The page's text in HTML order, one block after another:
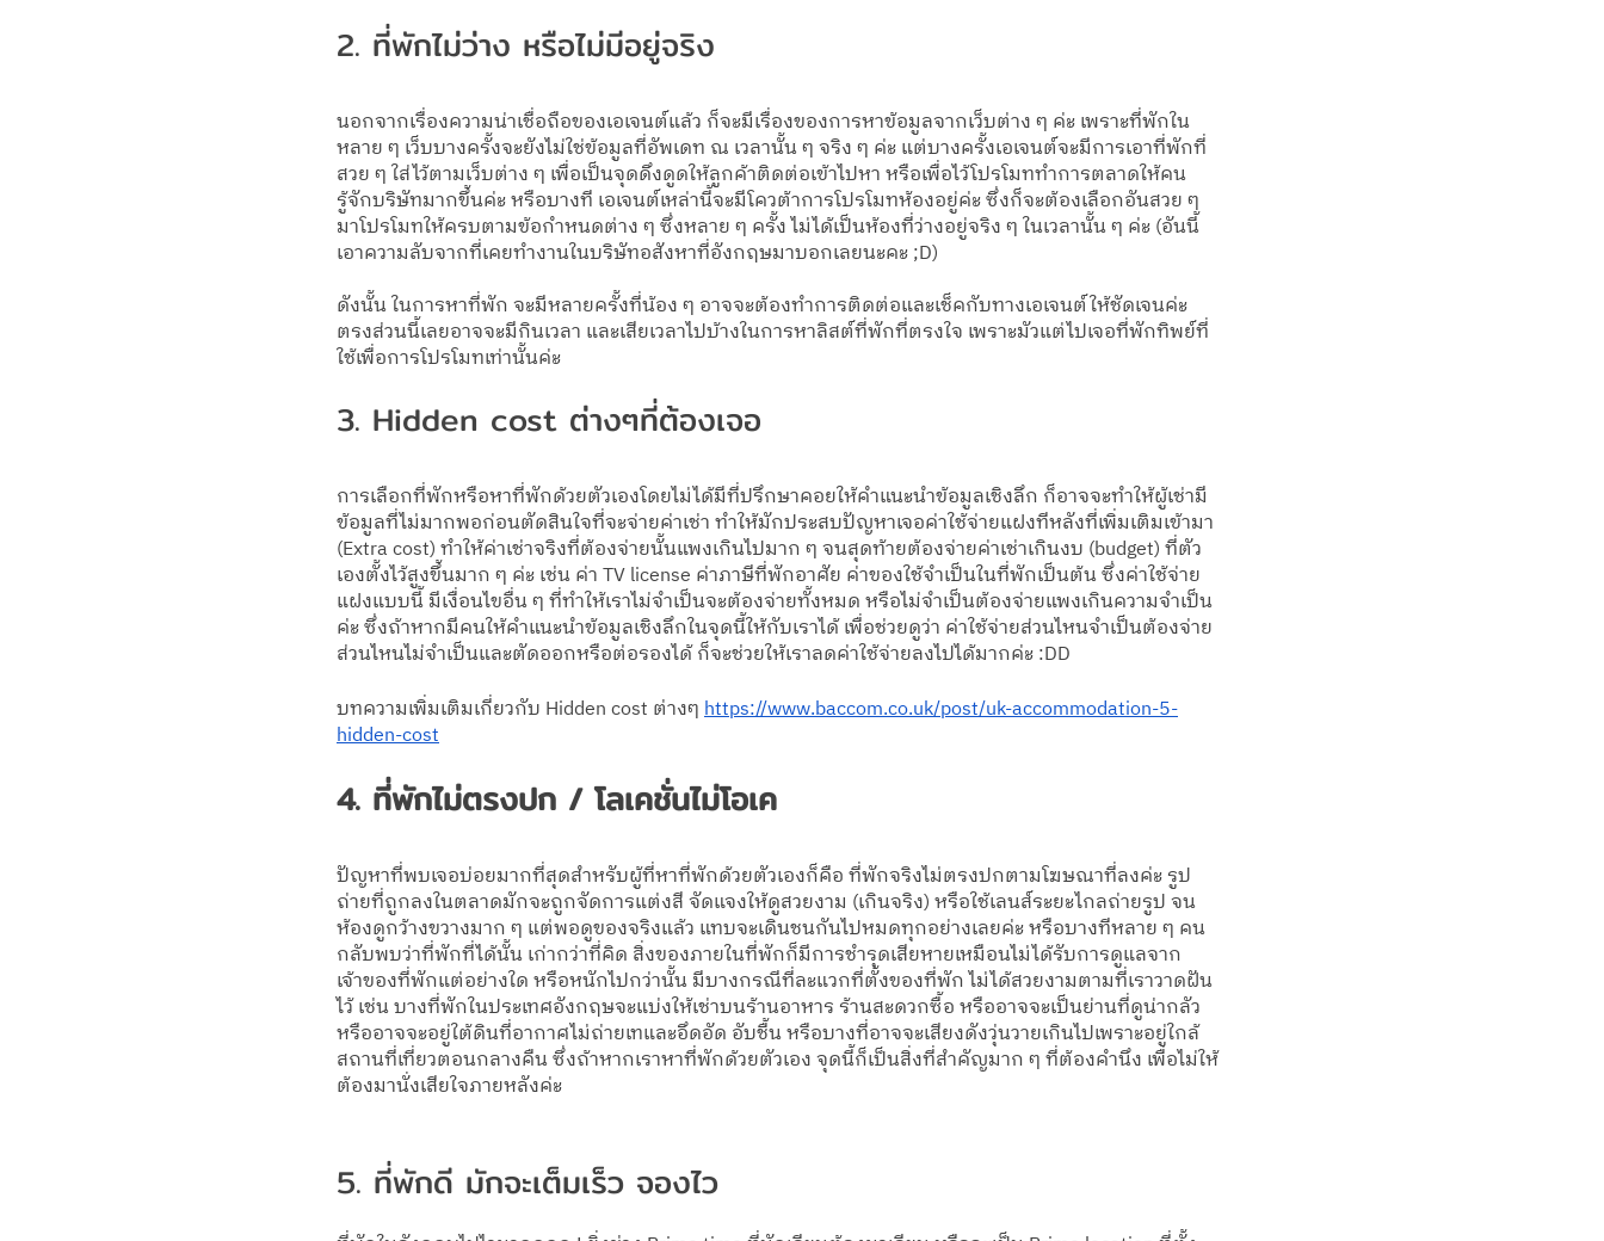
2. ที่พักไม่ว่าง หรือไม่มีอยู่จริง
นอกจากเรื่องความน่าเชื่อถือของเอเจนต์แล้ว ก็จะมีเรื่องของการหาข้อมูลจากเว็บต่าง ๆ ค่ะ เพราะที่พักใน
หลาย ๆ เว็บบางครั้งจะยังไม่ใช่ข้อมูลที่อัพเดท ณ เวลานั้น ๆ จริง ๆ ค่ะ แต่บางครั้งเอเจนต์จะมีการเอาที่พักที่
สวย ๆ ใส่ไว้ตามเว็บต่าง ๆ เพื่อเป็นจุดดึงดูดให้ลูกค้าติดต่อเข้าไปหา หรือเพื่อไว้โปรโมททำการตลาดให้คน
รู้จักบริษัทมากขึ้นค่ะ หรือบางที เอเจนต์เหล่านี้จะมีโควต้าการโปรโมทห้องอยู่ค่ะ ซึ่งก็จะต้องเลือกอันสวย ๆ
มาโปรโมทให้ครบตามข้อกำหนดต่าง ๆ ซึ่งหลาย ๆ ครั้ง ไม่ได้เป็นห้องที่ว่างอยู่จริง ๆ ในเวลานั้น ๆ ค่ะ (อันนี้
เอาความลับจากที่เคยทำงานในบริษัทอสังหาที่อังกฤษมาบอกเลยนะคะ ;D)
ดังนั้น ในการหาที่พัก จะมีหลายครั้งที่น้อง ๆ อาจจะต้องทำการติดต่อและเช็คกับทางเอเจนต์ให้ชัดเจนค่ะ
ตรงส่วนนี้เลยอาจจะมีกินเวลา และเสียเวลาไปบ้างในการหาลิสต์ที่พักที่ตรงใจ เพราะมัวแต่ไปเจอที่พักทิพย์ที่
ใช้เพื่อการโปรโมทเท่านั้นค่ะ
3. Hidden cost ต่างๆที่ต้องเจอ
การเลือกที่พักหรือหาที่พักด้วยตัวเองโดยไม่ได้มีที่ปรึกษาคอยให้คำแนะนำข้อมูลเชิงลึก ก็อาจจะทำให้ผู้เช่ามี
ข้อมูลที่ไม่มากพอก่อนตัดสินใจที่จะจ่ายค่าเช่า ทำให้มักประสบปัญหาเจอค่าใช้จ่ายแฝงทีหลังที่เพิ่มเติมเข้ามา
(Extra cost) ทำให้ค่าเช่าจริงที่ต้องจ่ายนั้นแพงเกินไปมาก ๆ จนสุดท้ายต้องจ่ายค่าเช่าเกินงบ (budget) ที่ตัว
เองตั้งไว้สูงขึ้นมาก ๆ ค่ะ เช่น ค่า TV license ค่าภาษีที่พักอาศัย ค่าของใช้จำเป็นในที่พักเป็นต้น ซึ่งค่าใช้จ่าย
แฝงแบบนี้ มีเงื่อนไขอื่น ๆ ที่ทำให้เราไม่จำเป็นจะต้องจ่ายทั้งหมด หรือไม่จำเป็นต้องจ่ายแพงเกินความจำเป็น
ค่ะ ซึ่งถ้าหากมีคนให้คำแนะนำข้อมูลเชิงลึกในจุดนี้ให้กับเราได้ เพื่อช่วยดูว่า ค่าใช้จ่ายส่วนไหนจำเป็นต้องจ่าย
ส่วนไหนไม่จำเป็นและตัดออกหรือต่อรองได้ ก็จะช่วยให้เราลดค่าใช้จ่ายลงไปได้มากค่ะ :DD
บทความเพิ่มเติมเกี่ยวกับ Hidden cost ต่างๆ https://www.baccom.co.uk/post/uk-accommodation-5-
hidden-cost
4. ที่พักไม่ตรงปก / โลเคชั่นไม่โอเค
ปัญหาที่พบเจอบ่อยมากที่สุดสำหรับผู้ที่หาที่พักด้วยตัวเองก็คือ ที่พักจริงไม่ตรงปกตามโฆษณาที่ลงค่ะ รูป
ถ่ายที่ถูกลงในตลาดมักจะถูกจัดการแต่งสี จัดแจงให้ดูสวยงาม (เกินจริง) หรือใช้เลนส์ระยะไกลถ่ายรูป จน
ห้องดูกว้างขวางมาก ๆ แต่พอดูของจริงแล้ว แทบจะเดินชนกันไปหมดทุกอย่างเลยค่ะ หรือบางทีหลาย ๆ คน
กลับพบว่าที่พักที่ได้นั้น เก่ากว่าที่คิด สิ่งของภายในที่พักก็มีการชำรุดเสียหายเหมือนไม่ได้รับการดูแลจาก
เจ้าของที่พักแต่อย่างใด หรือหนักไปกว่านั้น มีบางกรณีที่ละแวกที่ตั้งของที่พัก ไม่ได้สวยงามตามที่เราวาดฝัน
ไว้ เช่น บางที่พักในประเทศอังกฤษ​จะแบ่งให้เช่าบนร้านอาหาร ร้านสะดวกซื้อ หรืออาจจะเป็นย่านที่ดูน่ากลัว
หรืออาจจะอยู่ใต้ดินที่อากาศไม่ถ่ายเทและอึดอัด อับชื้น หรือบางที่อาจจะเสียงดังวุ่นวายเกินไปเพราะอยู่ใกล้
สถานที่เที่ยวตอนกลางคืน ซึ่งถ้าหากเราหาที่พักด้วยตัวเอง จุดนี้ก็เป็นสิ่งที่สำคัญมาก ๆ ที่ต้องคำนึง เพื่อไม่ให้
ต้องมานั่งเสียใจภายหลังค่ะ
5. ที่พักดี มักจะเต็มเร็ว จองไว